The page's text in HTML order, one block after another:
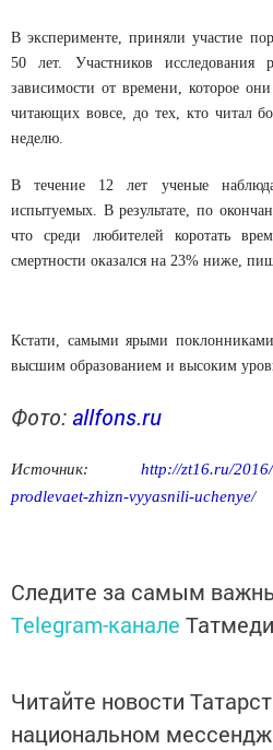
В эксперименте, приняли участие
50 лет. Участников
зависимости от времени, которое
читающих вовсе, до тех, кто читал
неделю.
В течение 12 лет ученые
испытуемых. В результате, по
что среди любителей коротать
смертности оказался на 23% ниже,
Кстати, самыми ярыми
высшим образованием и высоким
Фото:allfons.ru
Источник:
http://zt16.ru/
prodlevaet-zhizn-vyyasnili-uchenye/
Следите за самым
Telegram-канале
Читайте новости
национальном